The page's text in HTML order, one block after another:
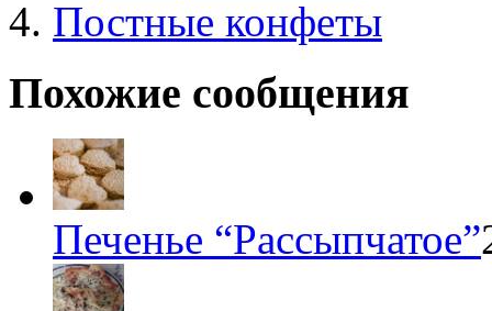
Постные конфеты
Похожие сообщения
Печенье “Рассыпчатое”